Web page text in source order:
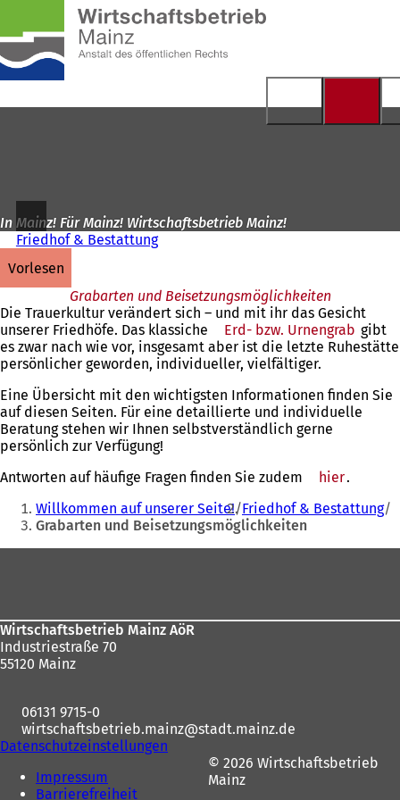
Inhalt anspringen
In Mainz! Für Mainz! Wirtschaftsbetrieb Mainz!
Friedhof & Bestattung
vorlesen
Grabarten und Beisetzungsmöglichkeiten
Die Trauerkultur verändert sich – und mit ihr das Gesicht
unserer Friedhöfe. Das klassiche
Erd- bzw. Urnengrab gibt
es zwar nach wie vor, insgesamt aber ist die letzte Ruhestätte
persönlicher geworden, individueller, vielfältiger.
Eine Übersicht mit den wichtigsten Informationen finden Sie
auf diesen Seiten. Für eine detaillierte und individuelle
Beratung stehen wir Ihnen selbstverständlich gerne
persönlich zur Verfügung!
Antworten auf häufige Fragen finden Sie zudem
hier.
Sie
befinden
sich
Willkommen auf unserer Seite! Friedhof & Bestattung
Grabarten und Beisetzungsmöglichkeiten
Wirtschaftsbetrieb Mainz AöR
Industriestraße 70
55120 Mainz
06131 9715-0
wirtschaftsbetrieb.mainz
stadt.mainz de
Datenschutzeinstellungen
Impressum
Barrierefreiheit
© 2026 Wirtschaftsbetrieb
Mainz